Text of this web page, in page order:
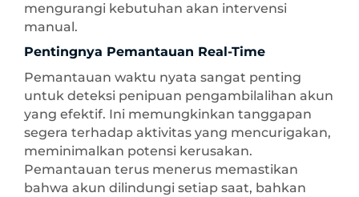
mengurangi kebutuhan akan intervensi
manual.
Pentingnya Pemantauan Real-Time
Pemantauan waktu nyata sangat penting
untuk deteksi penipuan pengambilalihan akun
yang efektif. Ini memungkinkan tanggapan
segera terhadap aktivitas yang mencurigakan,
meminimalkan potensi kerusakan.
Pemantauan terus menerus memastikan
bahwa akun dilindungi setiap saat, bahkan